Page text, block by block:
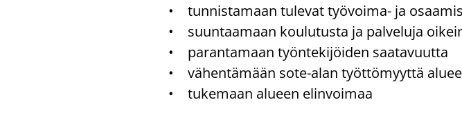
• tun­nis­ta­maan tu­le­vat työvoima-​ ja
• suun­taa­maan kou­lu­tus­ta ja pal­ve­lu­ja
• pa­ran­ta­maan työn­te­ki­jöi­den saa­ta­vuut­ta
• vä­hen­tä­mään sote-​alan työt­tö­myyt­tä
• tu­ke­maan alu­een elin­voi­maa